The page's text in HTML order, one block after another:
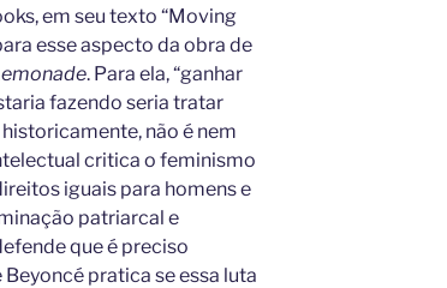
em seu texto “Moving
esse aspecto da obra de
. Para ela, “ganhar
fazendo seria tratar
não é nem
critica o feminismo
iguais para homens e
patriarcal e
que é preciso
pratica se essa luta